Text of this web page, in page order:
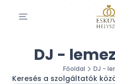
DJ -
Főoldal DJ -
Keresés a szolgáltatók